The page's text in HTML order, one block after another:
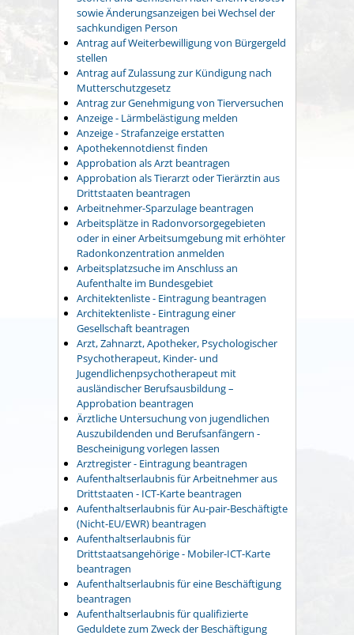
sowie Änderungsanzeigen bei Wechsel der
sachkundigen Person
Antrag auf Weiterbewilligung von Bürgergeld
stellen
Antrag auf Zulassung zur Kündigung nach
Mutterschutzgesetz
Antrag zur Genehmigung von Tierversuchen
Anzeige - Lärmbelästigung melden
Anzeige - Strafanzeige erstatten
Apothekennotdienst finden
Approbation als Arzt beantragen
Approbation als Tierarzt oder Tierärztin aus
Drittstaaten beantragen
Arbeitnehmer-Sparzulage beantragen
Arbeitsplätze in Radonvorsorgegebieten
oder in einer Arbeitsumgebung mit erhöhter
Radonkonzentration anmelden
Arbeitsplatzsuche im Anschluss an
Aufenthalte im Bundesgebiet
Architektenliste - Eintragung beantragen
Architektenliste - Eintragung einer
Gesellschaft beantragen
Arzt, Zahnarzt, Apotheker, Psychologischer
Psychotherapeut, Kinder- und
Jugendlichenpsychotherapeut mit
ausländischer Berufsausbildung –
Approbation beantragen
Ärztliche Untersuchung von jugendlichen
Auszubildenden und Berufsanfängern -
Bescheinigung vorlegen lassen
Arztregister - Eintragung beantragen
Aufenthaltserlaubnis für Arbeitnehmer aus
Drittstaaten - ICT-Karte beantragen
Aufenthaltserlaubnis für Au-pair-Beschäftigte
(Nicht-EU/EWR) beantragen
Aufenthaltserlaubnis für
Drittstaatsangehörige - Mobiler-ICT-Karte
beantragen
Aufenthaltserlaubnis für eine Beschäftigung
beantragen
Aufenthaltserlaubnis für qualifizierte
Geduldete zum Zweck der Beschäftigung